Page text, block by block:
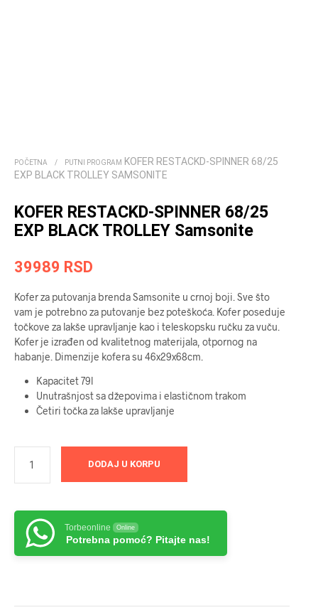
POČETNA / PUTNI PROGRAM
KOFER RESTACKD-SPINNER 68/25
EXP BLACK TROLLEY SAMSONITE
KOFER RESTACKD-SPINNER 68/25
EXP BLACK TROLLEY Samsonite
39989 RSD
Kofer za putovanja brenda Samsonite u crnoj boji. Sve što
vam je potrebno za putovanje bez poteškoća. Kofer poseduje
točkove za lakše upravljanje kao i teleskopsku ručku za vuču.
Kofer je izrađen od kvalitetnog materijala, otpornog na
habanje. Dimenzije kofera su 46x29x68cm.
Kapacitet 79l
Unutrašnjost sa džepovima i elastičnom trakom
Četiri točka za lakše upravljanje
DODAJ U KORPU
Torbeonline Online
Potrebna pomoć? Pitajte nas!